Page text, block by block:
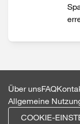
Über unsFAQ
Allgemeine
COOKIE-